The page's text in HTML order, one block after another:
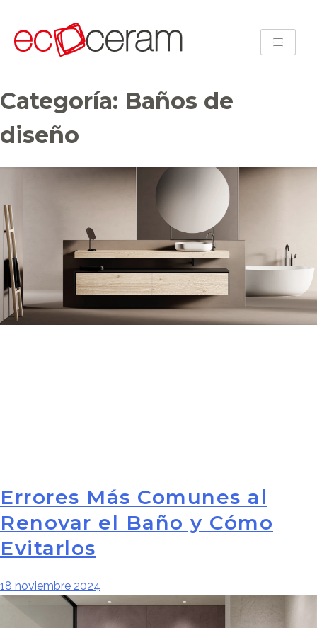
Categoría: Baños de
diseño
Errores Más Comunes al
Renovar el Baño y Cómo
Evitarlos
18 noviembre 2024